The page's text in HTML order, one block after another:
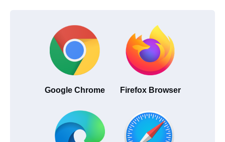
Google Chrome Firefox Browser